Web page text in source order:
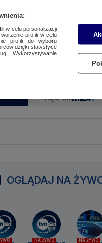
Przejdź do
OGLĄDAJ NA
NA ŻYWO NA ŻYWO
w celu personalizacji
profili w celu
profili do wyboru
dzięki statystyce
Wykorzystywanie